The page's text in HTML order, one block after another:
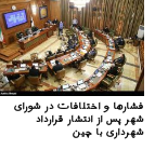
فشارها و اختلافات در شورای
شهر پس از انتشار قرارداد
شهرداری با چین